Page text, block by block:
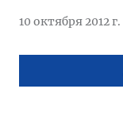
10 октября 2012 г.